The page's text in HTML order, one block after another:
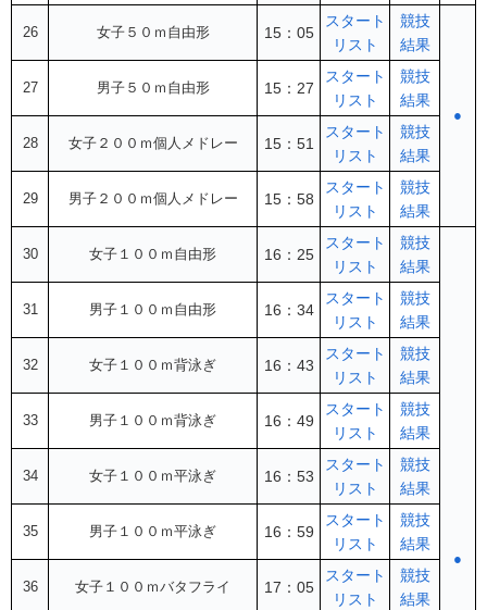
26 女子５０ｍ自由形 15：05
スタート
リスト
競技
結果
●
27 男子５０ｍ自由形 15：27
スタート
リスト
競技
結果
28 女子２００ｍ個人メドレー 15：51
スタート
リスト
競技
結果
29 男子２００ｍ個人メドレー 15：58
スタート
リスト
競技
結果
30 女子１００ｍ自由形 16：25
スタート
リスト
競技
結果
●
31 男子１００ｍ自由形 16：34
スタート
リスト
競技
結果
32 女子１００ｍ背泳ぎ 16：43
スタート
リスト
競技
結果
33 男子１００ｍ背泳ぎ 16：49
スタート
リスト
競技
結果
34 女子１００ｍ平泳ぎ 16：53
スタート
リスト
競技
結果
35 男子１００ｍ平泳ぎ 16：59
スタート
リスト
競技
結果
36 女子１００ｍバタフライ 17：05
スタート
リスト
競技
結果